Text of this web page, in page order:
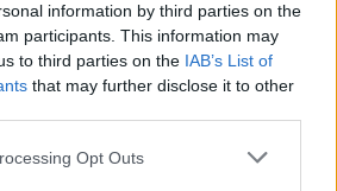
information by third parties on the
participants. This information may
to third parties on the IAB’s List of
that may further disclose it to other
Opt Outs
Ιατρό. Οι Ιατροί επί υποψίας
άμεσα να χορηγούν
παραπέμπουν σε νοσοκομείο.